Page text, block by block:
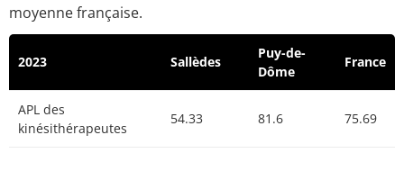
moyenne française.
2023 Sallèdes
Puy-de-
Dôme
France
APL des
kinésithérapeutes
54.33 81.6 75.69